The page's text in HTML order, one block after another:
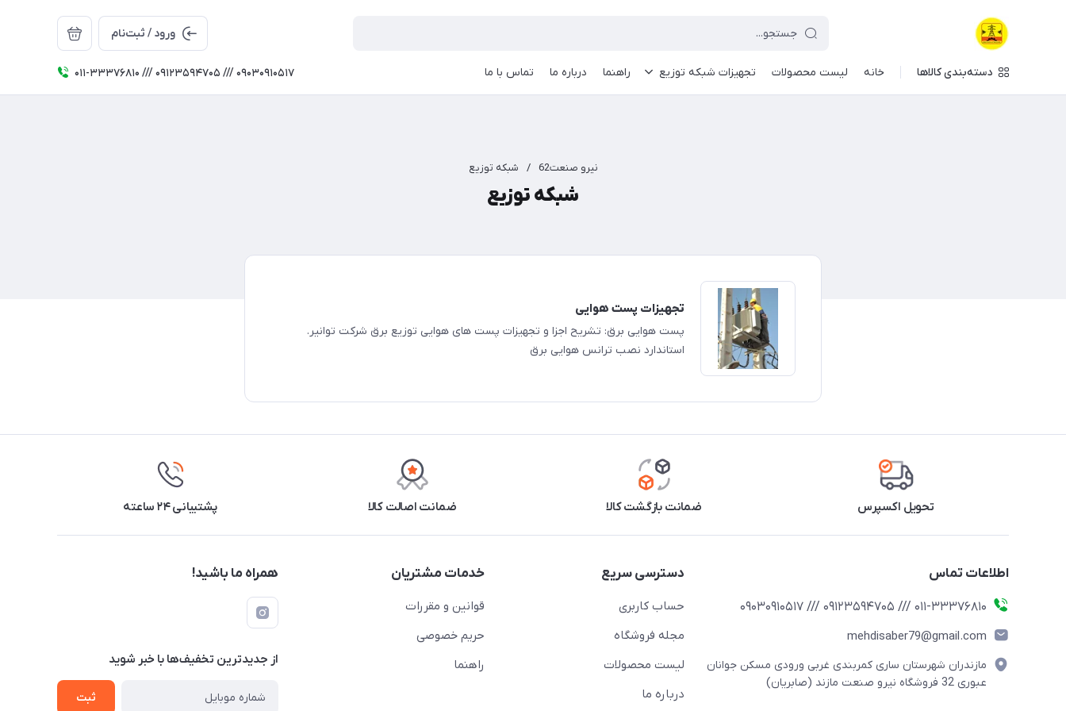
ورود / ثبت‌نام
دسته‌بندی کالاها خانه لیست محصولات تجهیزات شبکه توزیع راهنما درباره ما تماس با ما 011-33376810 /// 09123594705 /// 09030910517
نیرو صنعت62 / شبکه توزیع
شبکه توزیع
تجهیزات پست هوایی
پست هوایی برق: تشریح اجزا و تجهیزات پست های هوایی توزیع برق شرکت توانیر.
استاندارد نصب ترانس هوایی برق
تحویل اکسپرس ضمانت بازگشت کالا ضمانت اصالت کالا پشتیبانی ۲۴ ساعته
اطلاعات تماس
011-33376810 /// 09123594705 /// 09030910517
mehdisaber79@gmail.com
مازندران شهرستان ساری کمربندی غربی ورودی مسکن جوانان
عبوری 32 فروشگاه نیرو صنعت مازند (صابریان)
دسترسی سریع
حساب کاربری
مجله فروشگاه
لیست محصولات
درباره ما
خدمات مشتریان
قوانین و مقررات
حریم خصوصی
راهنما
همراه ما باشید!
از جدید‌ترین تخفیف‌ها با‌ خبر شوید
ثبت